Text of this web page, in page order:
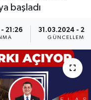
başladı
21:26 31.03.2024 -
GÜNCELLEME